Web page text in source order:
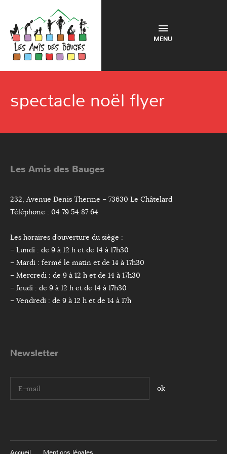
MENU
spectacle noël flyer
Les Amis des Bauges
232, Avenue Denis Therme – 73630 Le Châtelard
Téléphone : 04 79 54 87 64
Les horaires d’ouverture du siège :
– Lundi : de 9 à 12 h et de 14 à 17h30
– Mardi : fermé le matin et de 14 à 17h30
– Mercredi : de 9 à 12 h et de 14 à 17h30
– Jeudi : de 9 à 12 h et de 14 à 17h30
– Vendredi : de 9 à 12 h et de 14 à 17h
Newsletter
I agree terms and conditions.*
Accueil Mentions légales